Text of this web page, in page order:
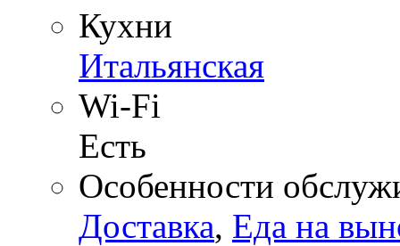
Кухни
Итальянская
Wi-Fi
Есть
Особенности
Доставка, Еда на